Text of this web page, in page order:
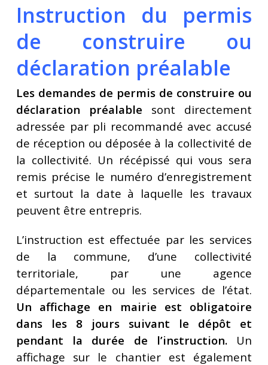
Instruction du permis
de construire ou
déclaration préalable
Les demandes de permis de construire ou
déclaration préalable sont directement
adressée par pli recommandé avec accusé
de réception ou déposée à la collectivité de
la collectivité. Un récépissé qui vous sera
remis précise le numéro d’enregistrement
et surtout la date à laquelle les travaux
peuvent être entrepris.
L’instruction est effectuée par les services
de la commune, d’une collectivité
territoriale, par une agence
départementale ou les services de l’état.
Un affichage en mairie est obligatoire
dans les 8 jours suivant le dépôt et
pendant la durée de l’instruction.Un
affichage sur le chantier est également